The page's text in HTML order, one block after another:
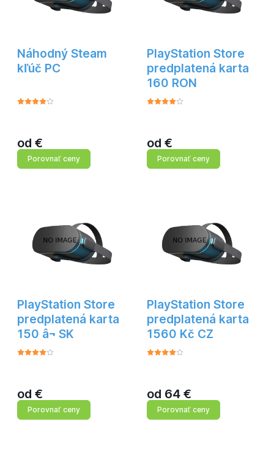
Náhodný Steam
kľúč PC
od €
Porovnať ceny
PlayStation Store
predplatená karta
160 RON
od €
Porovnať ceny
PlayStation Store
predplatená karta
150 â¬ SK
od €
Porovnať ceny
PlayStation Store
predplatená karta
1560 Kč CZ
od 64 €
Porovnať ceny